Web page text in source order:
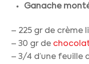
Ganache
– 225 gr de crème
– 30 gr de
– 3/4 d’une feuille